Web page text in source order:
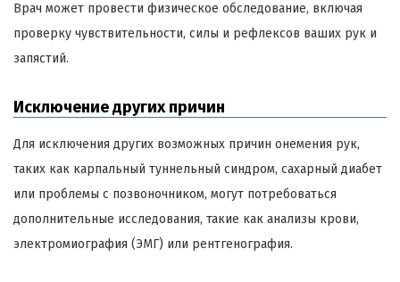
Врач может провести физическое обследование, включая
проверку чувствительности, силы и рефлексов ваших рук и
запястий.
Исключение других причин
Для исключения других возможных причин онемения рук,
таких как карпальный туннельный синдром, сахарный диабет
или проблемы с позвоночником, могут потребоваться
дополнительные исследования, такие как анализы крови,
электромиография (ЭМГ) или рентгенография.